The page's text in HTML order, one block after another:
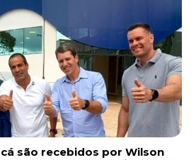
são recebidos por Wilson